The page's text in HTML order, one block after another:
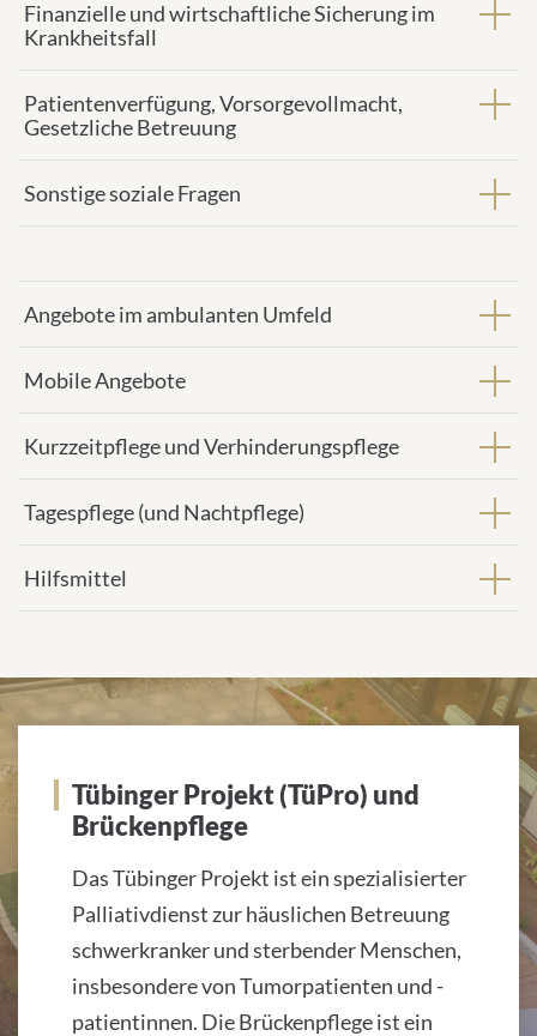
Finanzielle und wirtschaftliche Sicherung im
Krankheitsfall
Patientenverfügung, Vorsorgevollmacht,
Gesetzliche Betreuung
Sonstige soziale Fragen
Angebote im ambulanten Umfeld
Mobile Angebote
Kurzzeitpflege und Verhinderungspflege
Tagespflege (und Nachtpflege)
Hilfsmittel
Tübinger Projekt
Tübinger Projekt (TüPro) und
Brückenpflege
Das Tübinger Projekt ist ein spezialisierter
Palliativdienst zur häuslichen Betreuung
schwerkranker und sterbender Menschen,
insbesondere von Tumorpatienten und -
patientinnen. Die Brückenpflege ist ein